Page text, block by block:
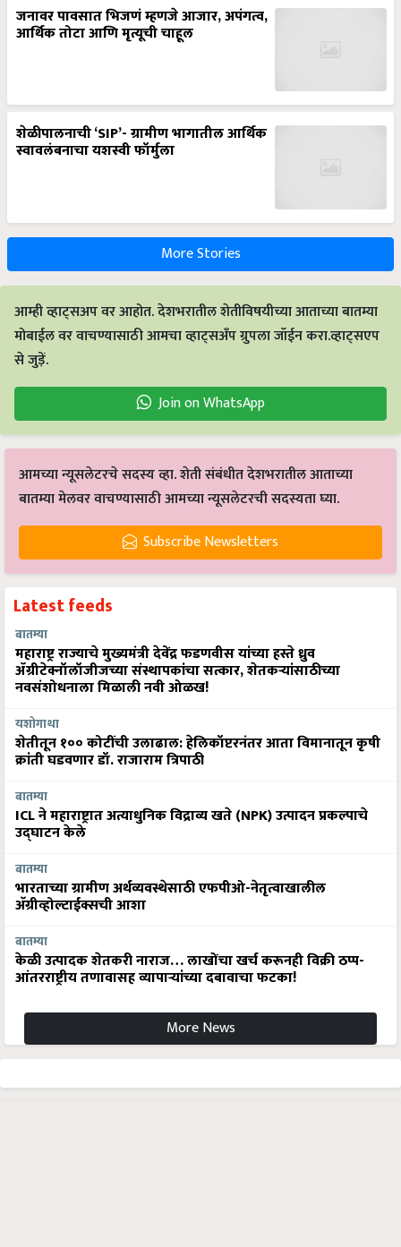
जनावर पावसात भिजणं म्हणजे आजार, अपंगत्व,
आर्थिक तोटा आणि मृत्यूची चाहूल
शेळीपालनाची ‘SIP’- ग्रामीण भागातील आर्थिक
स्वावलंबनाचा यशस्वी फॉर्मुला
More Stories
आम्ही व्हाट्सअप वर आहोत. देशभरातील शेतीविषयीच्या आताच्या बातम्या
मोबाईल वर वाचण्यासाठी आमचा व्हाट्सअँप ग्रुपला जॉईन करा.व्हाट्सएप
से जुड़ें.
Join on WhatsApp
आमच्या न्यूसलेटरचे सदस्य व्हा. शेती संबंधीत देशभरातील आताच्या
बातम्या मेलवर वाचण्यासाठी आमच्या न्यूसलेटरची सदस्यता घ्या.
Subscribe Newsletters
Latest feeds
बातम्या
महाराष्ट्र राज्याचे मुख्यमंत्री देवेंद्र फडणवीस यांच्या हस्ते ध्रुव
ॲग्रीटेक्नॉलॉजीजच्या संस्थापकांचा सत्कार, शेतकऱ्यांसाठीच्या
नवसंशोधनाला मिळाली नवी ओळख!
यशोगाथा
शेतीतून १०० कोटींची उलाढाल: हेलिकॉप्टरनंतर आता विमानातून कृषी
क्रांती घडवणार डॉ. राजाराम त्रिपाठी
बातम्या
ICL ने महाराष्ट्रात अत्याधुनिक विद्राव्य खते (NPK) उत्पादन प्रकल्पाचे
उद्घाटन केले
बातम्या
भारताच्या ग्रामीण अर्थव्यवस्थेसाठी एफपीओ-नेतृत्वाखालील
अ‍ॅग्रीव्होल्टाईक्सची आशा
बातम्या
केळी उत्पादक शेतकरी नाराज… लाखोंचा खर्च करूनही विक्री ठप्प-
आंतरराष्ट्रीय तणावासह व्यापाऱ्यांच्या दबावाचा फटका!
More News